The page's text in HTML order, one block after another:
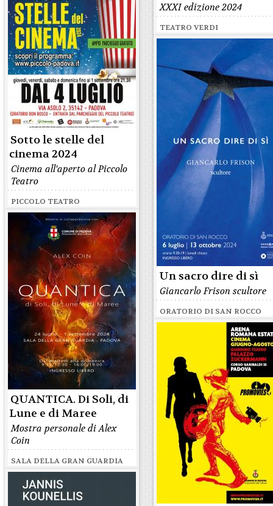
XXXI edizione 2024
TEATRO VERDI
Sotto le stelle del
cinema 2024
Cinema all'aperto al Piccolo
Teatro
PICCOLO TEATRO
Un sacro dire di sì
Giancarlo Frison scultore
ORATORIO DI SAN ROCCO
QUANTICA. Di Soli, di
Lune e di Maree
Mostra personale di Alex
Coin
SALA DELLA GRAN GUARDIA